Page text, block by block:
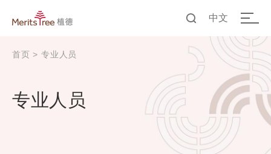
中文
EN
首页 > 专业人员
专业人员